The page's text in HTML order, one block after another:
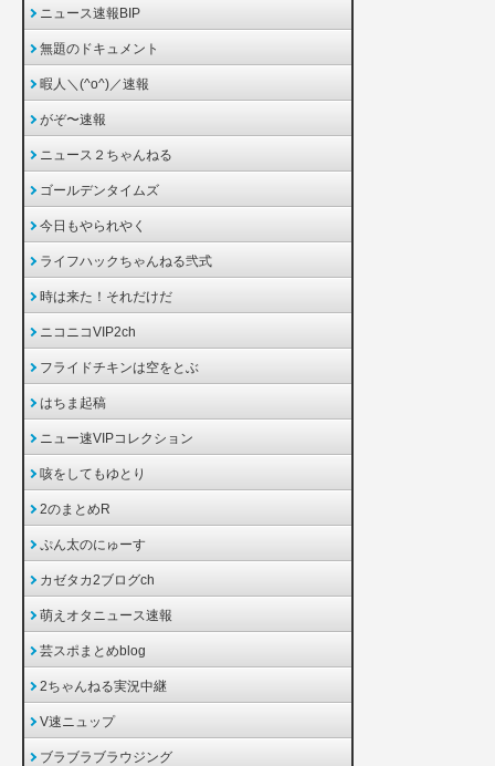
ニュース速報BIP
無題のドキュメント
暇人＼(^o^)／速報
がぞ〜速報
ニュース２ちゃんねる
ゴールデンタイムズ
今日もやられやく
ライフハックちゃんねる弐式
時は来た！それだけだ
ニコニコVIP2ch
フライドチキンは空をとぶ
はちま起稿
ニュー速VIPコレクション
咳をしてもゆとり
2のまとめR
ぷん太のにゅーす
カゼタカ2ブログch
萌えオタニュース速報
芸スポまとめblog
2ちゃんねる実況中継
V速ニュップ
ブラブラブラウジング